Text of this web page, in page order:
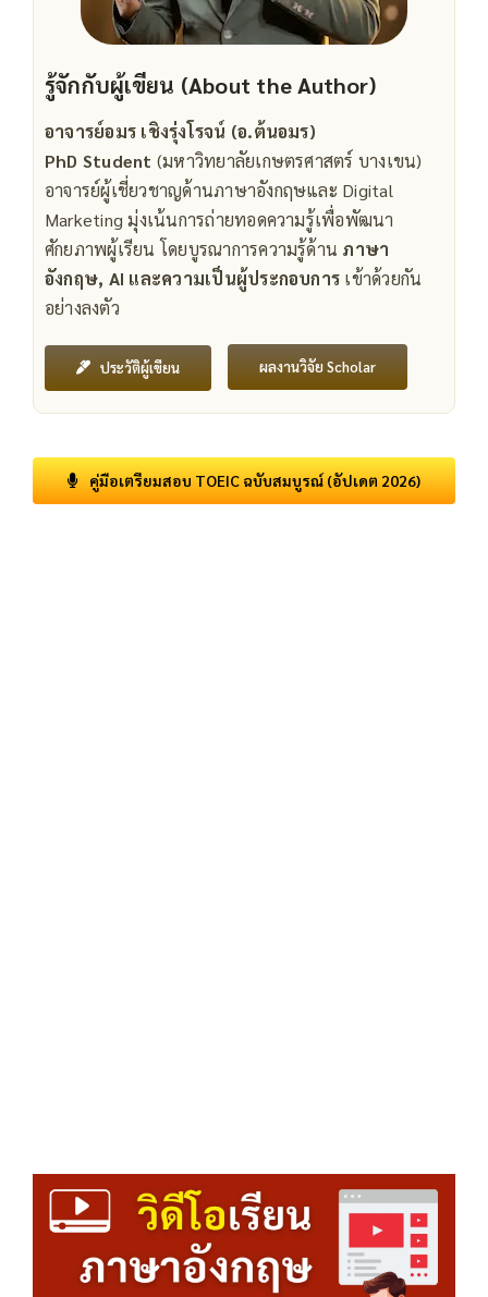
รู้จักกับผู้เขียน (About the Author)
อาจารย์อมร เชิงรุ่งโรจน์ (อ.ต้นอมร)
PhD Student (มหาวิทยาลัยเกษตรศาสตร์ บางเขน)
อาจารย์ผู้เชี่ยวชาญด้านภาษาอังกฤษและ Digital
Marketing มุ่งเน้นการถ่ายทอดความรู้เพื่อพัฒนา
ศักยภาพผู้เรียน โดยบูรณาการความรู้ด้าน ภาษา
อังกฤษ, AI และความเป็นผู้ประกอบการ เข้าด้วยกัน
อย่างลงตัว
ประวัติผู้เขียน ผลงานวิจัย Scholar
คู่มือเตรียมสอบ TOEIC ฉบับสมบูรณ์ (อัปเดต 2026)